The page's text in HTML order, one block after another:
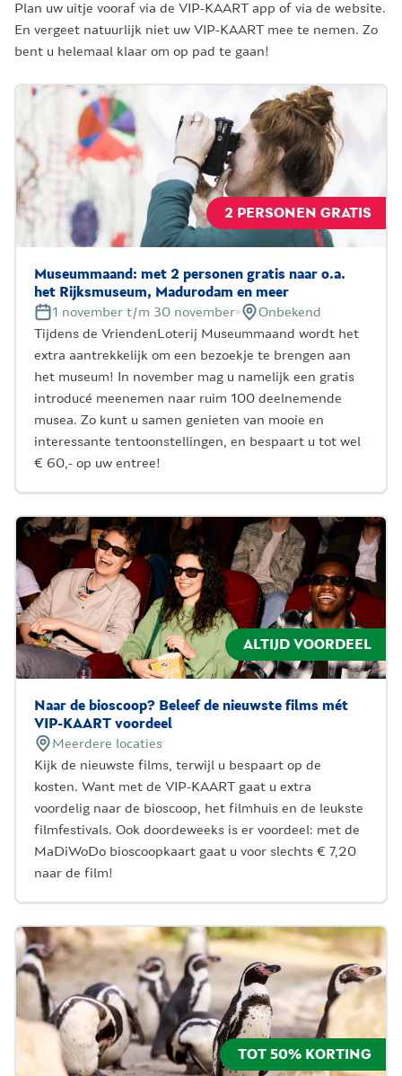
Plan uw uitje vooraf via de VIP-KAART app of via de website.
En vergeet natuurlijk niet uw VIP-KAART mee te nemen. Zo
bent u helemaal klaar om op pad te gaan!
2 PERSONEN GRATIS
Museummaand: met 2 personen gratis naar o.a.
het Rijksmuseum, Madurodam en meer
1 november t/m 30 november
Onbekend
Tijdens de VriendenLoterij Museummaand wordt het
extra aantrekkelijk om een bezoekje te brengen aan
het museum! In november mag u namelijk een gratis
introducé meenemen naar ruim 100 deelnemende
musea. Zo kunt u samen genieten van mooie en
interessante tentoonstellingen, en bespaart u tot wel
€ 60,- op uw entree!
ALTIJD VOORDEEL
Naar de bioscoop? Beleef de nieuwste films mét
VIP-KAART voordeel
Meerdere locaties
Kijk de nieuwste films, terwijl u bespaart op de
kosten. Want met de VIP-KAART gaat u extra
voordelig naar de bioscoop, het filmhuis en de leukste
filmfestivals. Ook doordeweeks is er voordeel: met de
MaDiWoDo bioscoopkaart gaat u voor slechts € 7,20
naar de film!
TOT 50% KORTING